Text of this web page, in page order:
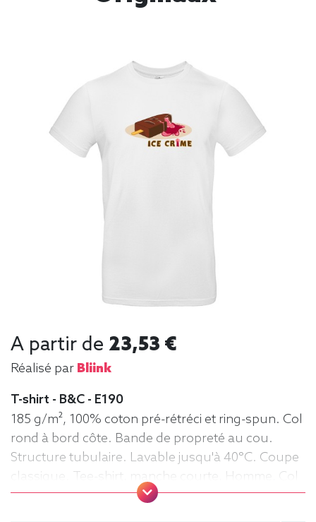
A partir de 23,53 €
Réalisé par Bliink
T-shirt - B&C - E190
185 g/m², 100% coton pré-rétréci et ring-spun. Col
rond à bord côte. Bande de propreté au cou.
Structure tubulaire. Lavable jusqu'à 40°C. Coupe
classique. Tee-shirt, manche courte, Homme, Col
rond, B&C